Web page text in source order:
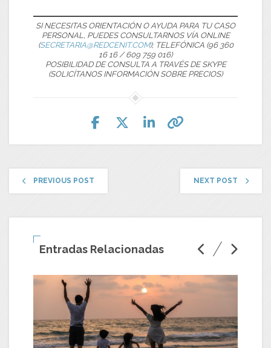
SI NECESITAS ORIENTACIÓN O AYUDA PARA TU CASO
PERSONAL, PUEDES CONSULTARNOS VÍA ONLINE
(SECRETARIA@REDCENIT.COM); TELEFÓNICA (96 360
16 16 / 609 759 016)
POSIBILIDAD DE CONSULTA A TRAVÉS DE SKYPE
(SOLICÍTANOS INFORMACIÓN SOBRE PRECIOS)
PREVIOUS POST NEXT POST
Entradas Relacionadas